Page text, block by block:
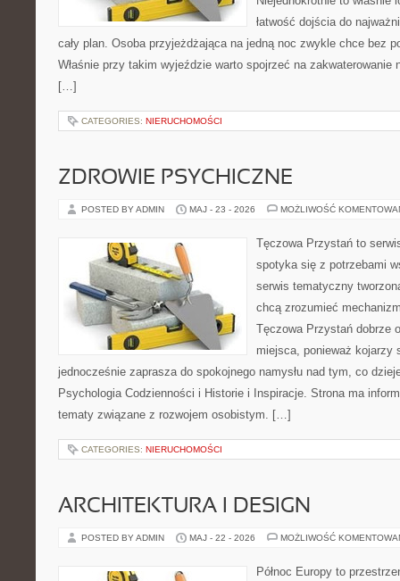
łatwość dojścia do
cały plan. Osoba przyjeżdżająca na jedną noc zwykle chce bez
Właśnie przy takim wyjeździe warto spojrzeć na zakwaterowanie
[…]
CATEGORIES: NIERUCHOMOŚCI
ZDROWIE PSYCHICZNE
POSTED BY ADMIN MAJ - 23 - 2026 MOŻLIWOŚĆ
Tęczowa Przystań to
spotyka się z potrzebami
serwis tematyczny
chcą zrozumieć
Tęczowa Przystań dobrze
miejsca, ponieważ kojarzy
jednocześnie zaprasza do spokojnego namysłu nad tym, co
Psychologia Codzienności i Historie i Inspiracje. Strona ma
tematy związane z rozwojem osobistym. […]
CATEGORIES: NIERUCHOMOŚCI
ARCHITEKTURA I DESIGN
POSTED BY ADMIN MAJ - 22 - 2026 MOŻLIWOŚĆ
Północ Europy to